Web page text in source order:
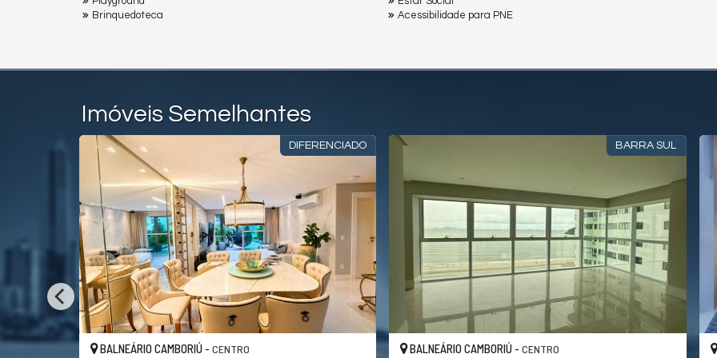
Brinquedoteca
Acessibilidade para PNE
Imóveis Semelhantes
DIFERENCIADO
BALNEÁRIO CAMBORIÚ - CENTRO
BARRA SUL
BALNEÁRIO CAMBORIÚ -CENTRO